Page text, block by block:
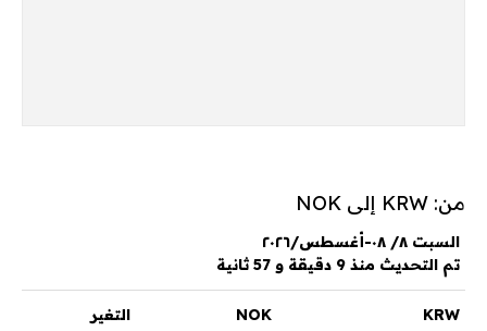
من: KRW إلى NOK
السبت ٨/ ٠٨-أغسطس/٢٠٢٦
تم التحديث منذ 9 دقيقة و 57 ثانية
KRW
NOK التغير